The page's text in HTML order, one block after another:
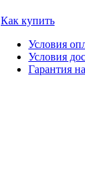
Как купить
Условия
Условия
Гарантия